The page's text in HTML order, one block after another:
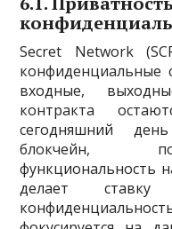
Secret Network
конфиденциальные
входные,
контракта
сегодняшний
блокчейн,
функциональность
делает ставку